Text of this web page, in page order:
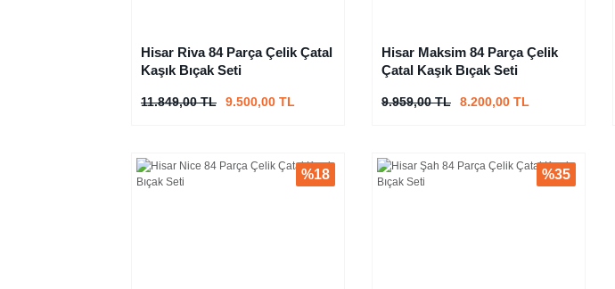
Hisar Riva 84 Parça Çelik Çatal
Kaşık Bıçak Seti
11.849,00 TL 9.500,00 TL
Hisar Maksim 84 Parça Çelik
Çatal Kaşık Bıçak Seti
9.959,00 TL 8.200,00 TL
%18 %35